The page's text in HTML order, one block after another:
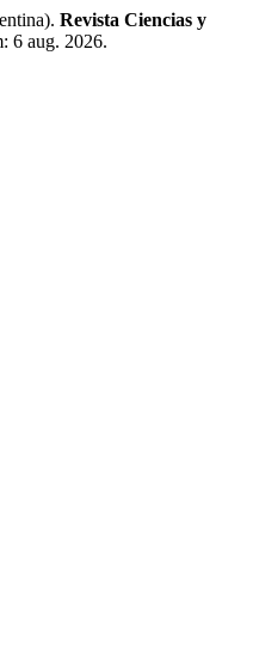
Revista Ciencias y
6 aug. 2026.